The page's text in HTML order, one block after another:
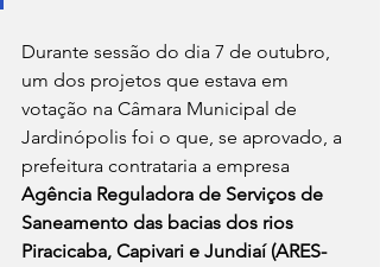
Durante sessão do dia 7 de outubro,
um dos projetos que estava em
votação na Câmara Municipal de
Jardinópolis foi o que, se aprovado, a
prefeitura contrataria a empresa
Agência Reguladora de Serviços de
Saneamento das bacias dos rios
Piracicaba, Capivari e Jundiaí (ARES-